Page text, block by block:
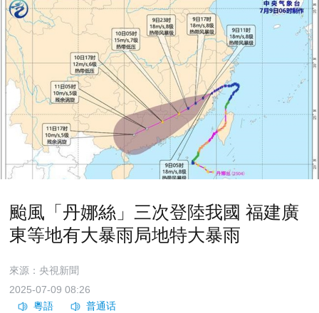
颱風「丹娜絲」三次登陸我國 福建廣
東等地有大暴雨局地特大暴雨
來源：央視新聞
2025-07-09 08:26